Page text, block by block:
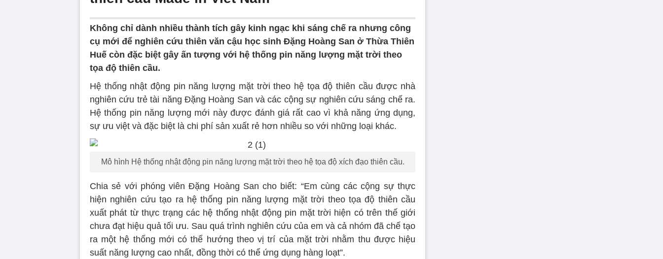
Không chỉ dành nhiều thành tích gây kinh ngạc khi sáng chế ra nhưng công
cụ mới để nghiên cứu thiên văn cậu học sinh Đặng Hoàng San ở Thừa Thiên
Huế còn đặc biệt gây ấn tượng với hệ thống pin năng lượng mặt trời theo
tọa độ thiên cầu.
Hệ thống nhật động pin năng lượng mặt trời theo hệ tọa độ thiên cầu được nhà
nghiên cứu trẻ tài năng Đặng Hoàng San và các cộng sự nghiên cứu sáng chế ra.
Hệ thống pin năng lượng mới này được đánh giá rất cao vì khả năng ứng dụng,
sự ưu việt và đặc biệt là chi phí sản xuất rẻ hơn nhiều so với những loại khác.
Mô hình Hệ thống nhật động pin năng lượng mặt trời theo hệ tọa độ xích đạo thiên cầu.
Chia sẻ với phóng viên Đặng Hoàng San cho biết: “Em cùng các cộng sự thực
hiện nghiên cứu tạo ra hệ thống pin năng lượng mặt trời theo tọa độ thiên cầu
xuất phát từ thực trạng các hệ thống nhật động pin mặt trời hiện có trên thế giới
chưa đạt hiệu quả tối ưu. Sau quá trình nghiên cứu của em và cả nhóm đã chế tạo
ra một hệ thống mới có thể hướng theo vị trí của mặt trời nhằm thu được hiệu
suất năng lượng cao nhất, đồng thời có thể ứng dụng hàng loạt”.